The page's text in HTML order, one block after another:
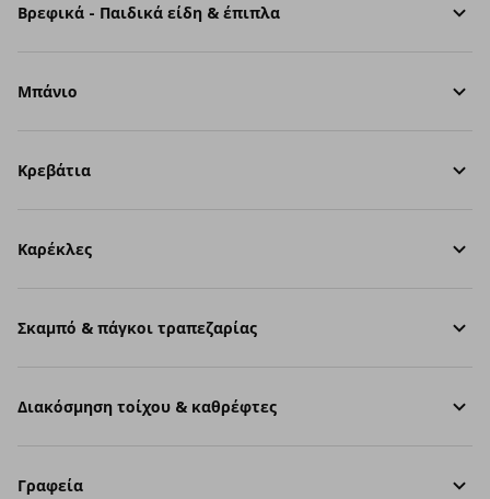
Βρεφικά - Παιδικά είδη & έπιπλα
Μπάνιο
Κρεβάτια
Καρέκλες
Σκαμπό & πάγκοι τραπεζαρίας
Διακόσμηση τοίχου & καθρέφτες
Γραφεία